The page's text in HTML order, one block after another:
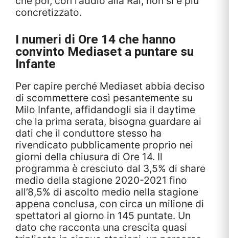
concretizzato.
I numeri di Ore 14 che hanno
convinto Mediaset a puntare su
Infante
Per capire perché Mediaset abbia deciso
di scommettere così pesantemente su
Milo Infante, affidandogli sia il daytime
che la prima serata, bisogna guardare ai
dati che il conduttore stesso ha
rivendicato pubblicamente proprio nei
giorni della chiusura di Ore 14. Il
programma è cresciuto dal 3,5% di share
medio della stagione 2020-2021 fino
all’8,5% di ascolto medio nella stagione
appena conclusa, con circa un milione di
spettatori al giorno in 145 puntate. Un
dato che racconta una crescita quasi